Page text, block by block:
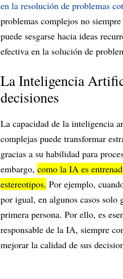
en la resolución de problemas
problemas complejos no
puede sesgarse hacia ideas
efectiva en la solución de
La Inteligencia
decisiones
La capacidad de la inteligencia
complejas puede transformar
gracias a su habilidad para
embargo, como la IA es
estereotipos. Por ejemplo,
por igual, en algunos casos solo
primera persona. Por ello, es
responsable de la IA, siempre
mejorar la calidad de sus